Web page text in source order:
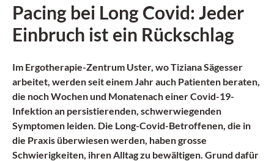
Pacing bei Long Covid: Jeder
Einbruch ist ein Rückschlag
Im Ergotherapie-Zentrum Uster, wo Tiziana Sägesser
arbeitet, werden seit einem Jahr auch Patienten beraten,
die noch Wochen und Monatenach einer Covid-19-
Infektion an persistierenden, schwerwiegenden
Symptomen leiden. Die Long-Covid-Betroffenen, die in
die Praxis überwiesen werden, haben grosse
Schwierigkeiten, ihren Alltag zu bewältigen. Grund dafür